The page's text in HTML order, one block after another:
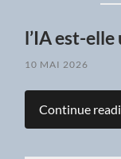
l’IA est-
10 MAI 2026
Continue